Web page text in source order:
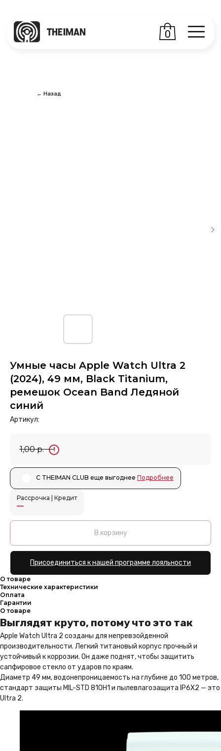
← Назад
Умные часы Apple Watch Ultra 2
(2024), 49 мм, Black Titanium,
ремешок Ocean Band Ледяной
синий
Артикул:
1,00 р. !
С THEIMAN CLUB еще выгоднее ㅤㅤ Подробнее
Рассрочка | Кредит
—
В корзину
Присоединиться к нашей программе лояльности
О товаре
Технические характеристики
Оплата
Гарантии
О товаре
Выглядят круто, потому что это так
Apple Watch Ultra 2 созданы для непревзойденной
производительности. Легкий титановый корпус прочный и
устойчивый к коррозии. Он даже поднят, чтобы защитить
сапфировое стекло от ударов по краям.
Диаметр 49 мм, водонепроницаемость на глубине до 100 метров,
стандарт защиты MIL-STD 810H1 и пылевлагозащита IP6X2 — это
Ultra 2.